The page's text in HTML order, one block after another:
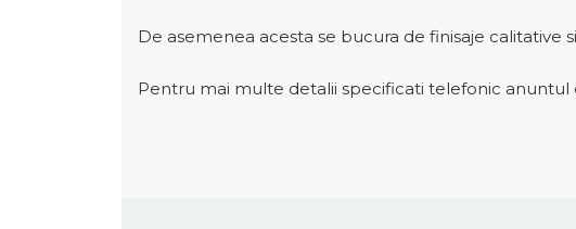
De asemenea acesta se bucura de finisaje
Pentru mai multe detalii specificati telefonic anuntul